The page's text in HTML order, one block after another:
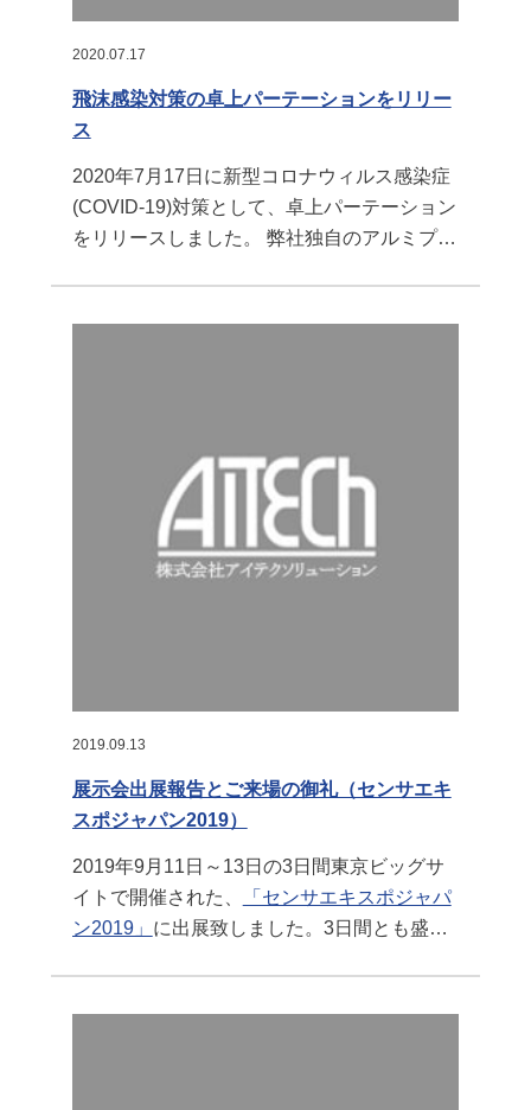
2020.07.17
飛沫感染対策の卓上パーテーションをリリー
ス
2020年7月17日に新型コロナウィルス感染症
(COVID-19)対策として、卓上パーテーション
をリリースしました。 弊社独自のアルミプロ
2019.09.13
展示会出展報告とご来場の御礼（センサエキ
スポジャパン2019）
2019年9月11日～13日の3日間東京ビッグサ
イトで開催された、
「センサエキスポジャパ
ン2019」 に出展致しました。3日間とも盛況
ました。ご多忙の折にもかかわらず弊社ブー